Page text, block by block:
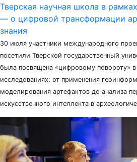
Тверская научная школа в
— о цифровой трансформации
знания
30 июля участники международного
посетили Тверской государственный
была посвящена «цифровому повороту» в
исследованиях: от применения
моделирования артефактов до анализа
искусственного интеллекта в